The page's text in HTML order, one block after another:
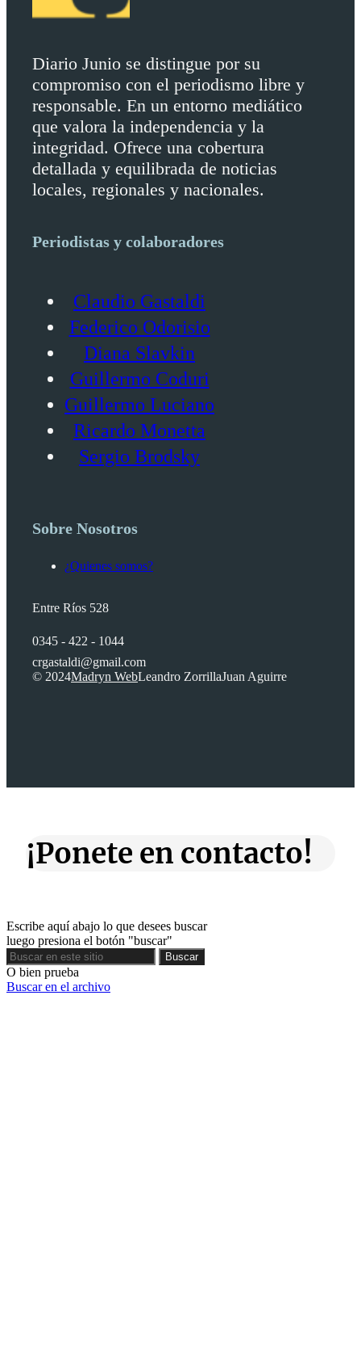
Diario Junio se distingue por su
compromiso con el periodismo libre y
responsable. En un entorno mediático
que valora la independencia y la
integridad. Ofrece una cobertura
detallada y equilibrada de noticias
locales, regionales y nacionales.
Periodistas y colaboradores
Claudio Gastaldi
Federico Odorisio
Diana Slavkin
Guillermo Coduri
Guillermo Luciano
Ricardo Monetta
Sergio Brodsky
Sobre Nosotros
¿Quienes somos?
Entre Ríos 528
0345 - 422 - 1044
crgastaldi@gmail.com
© 2024Madryn WebLeandro ZorrillaJuan Aguirre
¡Ponete en contacto!
Escribe aquí abajo lo que desees buscar
luego presiona el botón "buscar"
Buscar
Buscar
O bien prueba
Buscar en el archivo